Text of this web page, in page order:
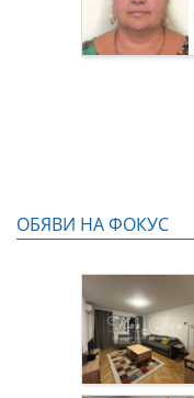
ОБЯВИ НА ФОКУС